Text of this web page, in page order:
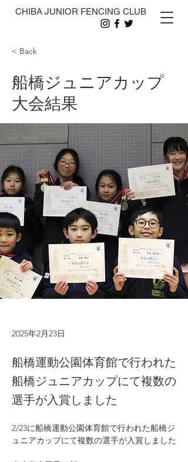
CHIBA JUNIOR FENCING CLUB
< Back
船橋ジュニアカップ
大会結果
2025年2月23日
船橋運動公園体育館で行われた
船橋ジュニアカップにて複数の
選手が入賞しました
2/23に船橋運動公園体育館で行われた船橋ジ
ュニアカップにて複数の選手が入賞しました